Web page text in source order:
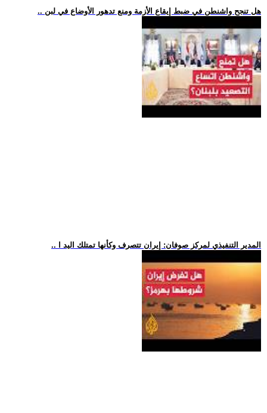
.. هل تنجح واشنطن في ضبط إيقاع الأزمة ومنع تدهور الأوضاع في لبن
.. المدير التنفيذي لمركز صوفان: إيران تتصرف وكأنها تمتلك اليد ا